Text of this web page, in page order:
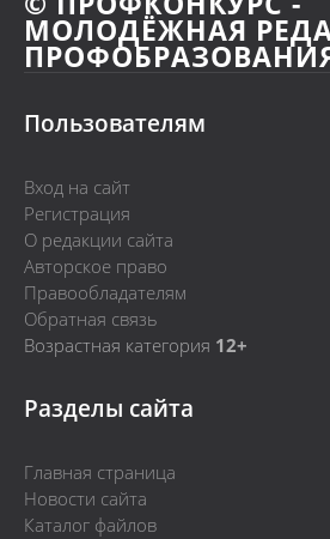
МОЛОДЁЖНАЯ
Пользователям
Вход на сайт
Регистрация
О редакции сайта
Авторское право
Правообладателям
Обратная связь
Возрастная категория 12+
Разделы сайта
Главная страница
Новости сайта
Каталог файлов